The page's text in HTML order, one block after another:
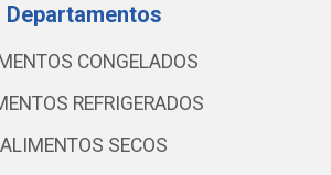
Departamentos
CONGELADOS
REFRIGERADOS
ALIMENTOS SECOS